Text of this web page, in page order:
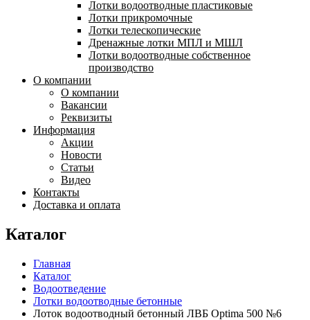
Лотки водоотводные пластиковые
Лотки прикромочные
Лотки телескопические
Дренажные лотки МПЛ и МШЛ
Лотки водоотводные собственное
производство
О компании
О компании
Вакансии
Реквизиты
Информация
Акции
Новости
Статьи
Видео
Контакты
Доставка и оплата
Каталог
Главная
Каталог
Водоотведение
Лотки водоотводные бетонные
Лоток водоотводный бетонный ЛВБ Optima 500 №6